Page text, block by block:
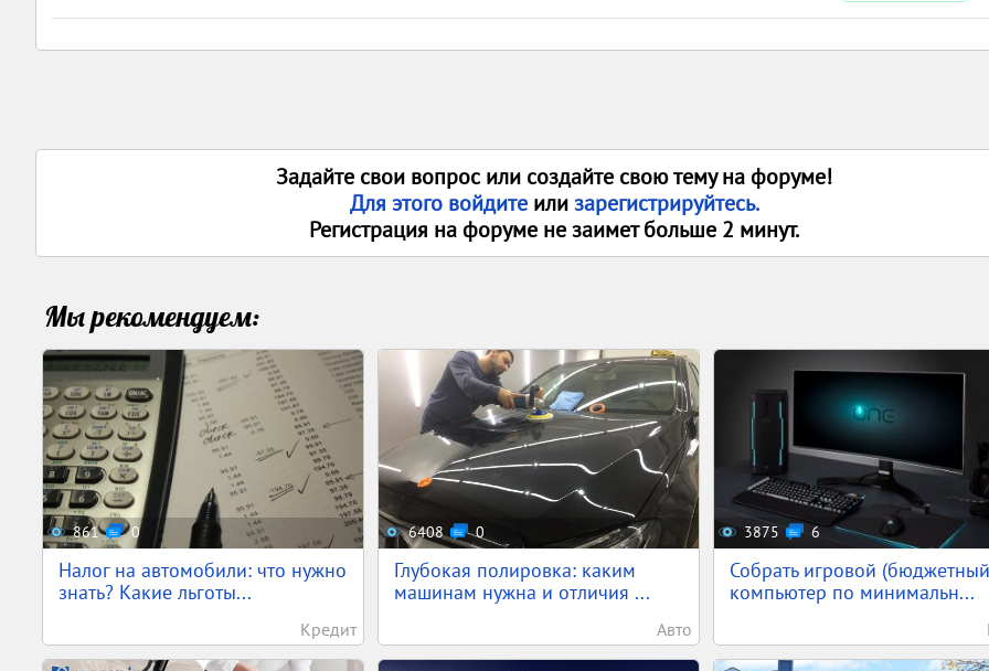
Задайте свои вопрос или создайте свою тему на форуме!
Для этого войдите илизарегистрируйтесь.
Регистрация на форуме не заимет больше 2 минут.
Мы рекомендуем:
861 0
Налог на автомобили: что нужно
знать? Какие льготы...
Кредит
6408 0
Глубокая полировка: каким
машинам нужна и отличия ...
Авто
3875 6
Собрать игровой
компьютер по минимальн...